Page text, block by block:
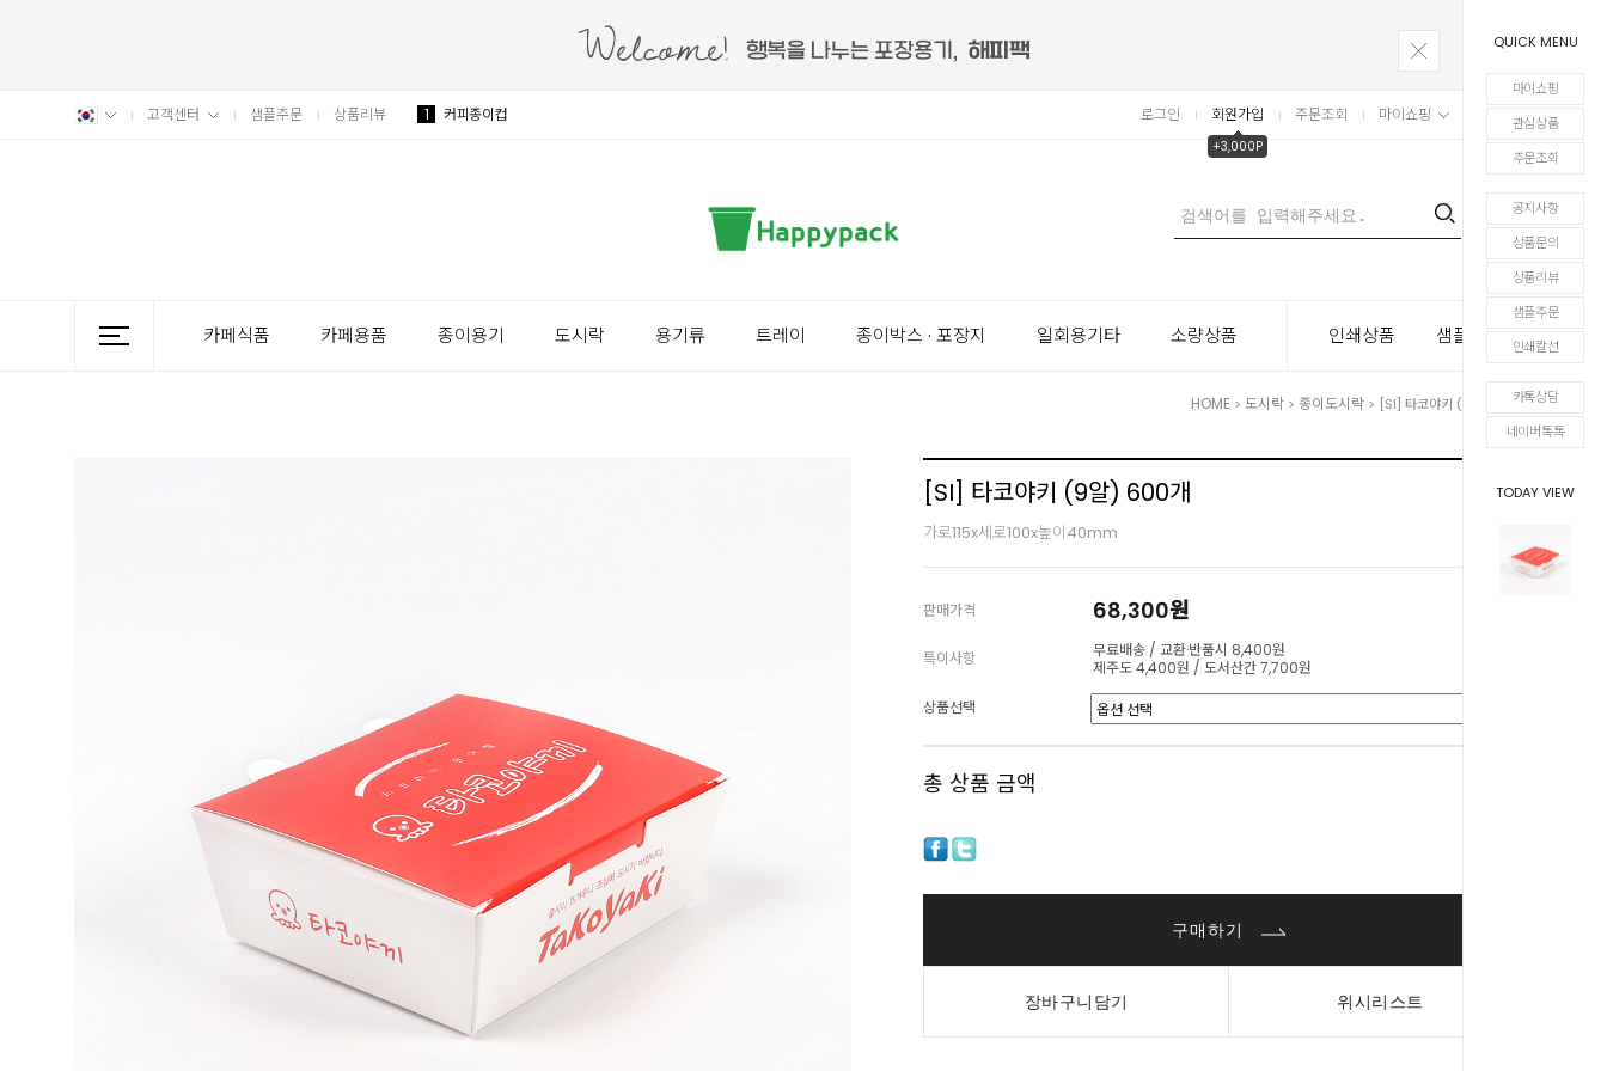
QUICK MENU
마이쇼핑
관심상품
주문조회
공지사항
상품문의
상품리뷰
샘플주문
인쇄칼선
카톡상담
네이버톡톡
TODAY VIEW
고객센터 샘플주문 상품리뷰 1 커피종이컵 로그인 회원가입
+3,000P
주문조회 마이쇼핑 장바구니
0
카페식품 카페용품 종이용기 도시락 용기류 트레이 종이박스 · 포장지 일회용기타 소량상품 인쇄상품 샘플주문
HOME > 도시락 > 종이도시락 > [SI] 타코야키 (9알) 600개
[SI] 타코야키 (9알) 600개
가로115x세로100x높이40mm
판매가격 68,300원
특이사항
무료배송 / 교환·반품시 8,400원
제주도 4,400원 / 도서산간 7,700원
상품선택
총 상품 금액
구매하기
장바구니담기 위시리스트